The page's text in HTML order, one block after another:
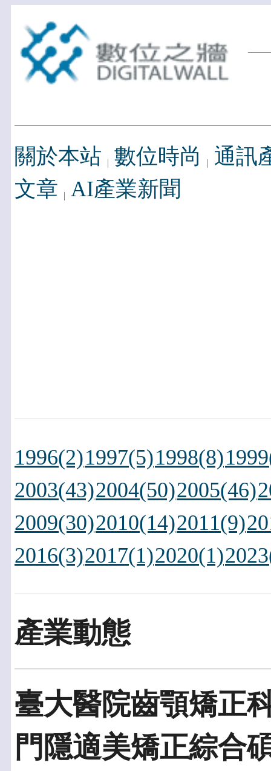
關於本站 數位時尚
通訊
文章 AI產業新聞
1996(2)1997(5)1998(8)
2003(43)2004(50)2005(46)
2009(30)2010(14)2011(9)
2016(3)2017(1)2020(1)
產業動態
臺大醫院齒顎矯正
門隱適美矯正綜合